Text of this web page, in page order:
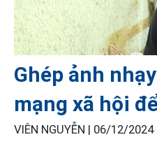
Ghép ảnh
mạng xã hội
VIÊN NGUYỄN | 06/12/2024